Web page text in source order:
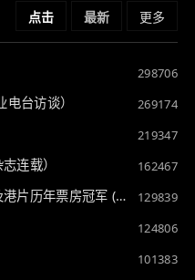
更多
点击 最新
298706
台访谈）
269174
219347
连载）
162467
票房冠军 (1983-2003)
129839
124806
101383